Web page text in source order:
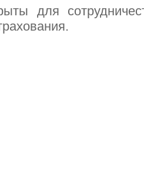
для